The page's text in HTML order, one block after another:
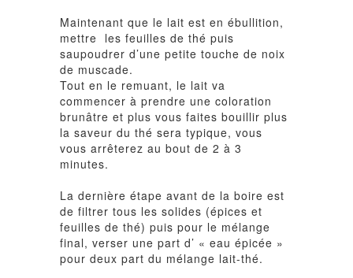
Maintenant que le lait est en ébullition,
mettre les feuilles de thé puis
saupoudrer d’une petite touche de noix
de muscade.
Tout en le remuant, le lait va
commencer à prendre une coloration
brunâtre et plus vous faites bouillir plus
la saveur du thé sera typique, vous
vous arrêterez au bout de 2 à 3
minutes.
La dernière étape avant de la boire est
de filtrer tous les solides (épices et
feuilles de thé) puis pour le mélange
final, verser une part d’ « eau épicée »
pour deux part du mélange lait-thé.